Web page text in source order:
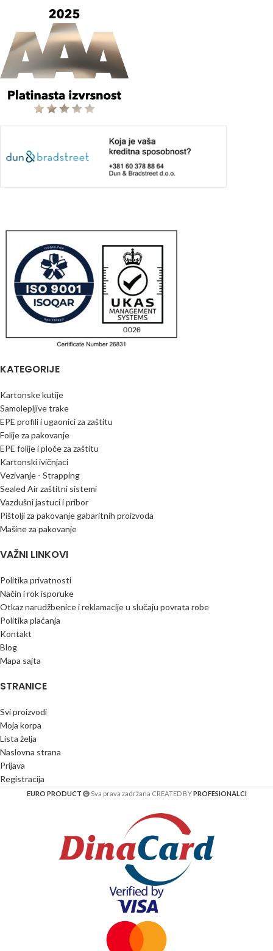
KATEGORIJE
Kartonske kutije
Samolepljive trake
EPE profili i ugaonici za zaštitu
Folije za pakovanje
EPE folije i ploče za zaštitu
Kartonski ivičnjaci
Vezivanje - Strapping
Sealed Air zaštitni sistemi
Vazdušni jastuci i pribor
Pištolji za pakovanje gabaritnih proizvoda
Mašine za pakovanje
VAŽNI LINKOVI
Politika privatnosti
Način i rok isporuke
Otkaz narudžbenice i reklamacije u slučaju povrata robe
Politika plaćanja
Kontakt
Blog
Mapa sajta
STRANICE
Svi proizvodi
Moja korpa
Lista želja
Naslovna strana
Prijava
Registracija
EURO PRODUCT Sva prava zadržana CREATED BYPROFESIONALCI